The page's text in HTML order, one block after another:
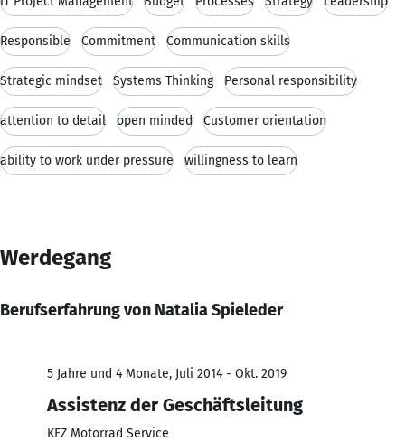
Responsible Commitment Communication skills
Strategic mindset Systems Thinking Personal responsibility
attention to detail open minded Customer orientation
ability to work under pressure willingness to learn
Werdegang
Berufserfahrung von Natalia Spieleder
5 Jahre und 4 Monate, Juli 2014 - Okt. 2019
Assistenz der Geschäftsleitung
KFZ Motorrad Service